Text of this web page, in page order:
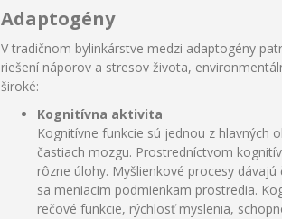
Adaptogény
V tradičnom bylinkárstve medzi adaptogény
riešení náporov a stresov života,
široké:
Kognitívna aktivita
Kognitívne funkcie sú jednou z hlavných
častiach mozgu. Prostredníctvom
rôzne úlohy. Myšlienkové procesy
sa meniacim podmienkam prostredia.
rečové funkcie, rýchlosť myslenia,